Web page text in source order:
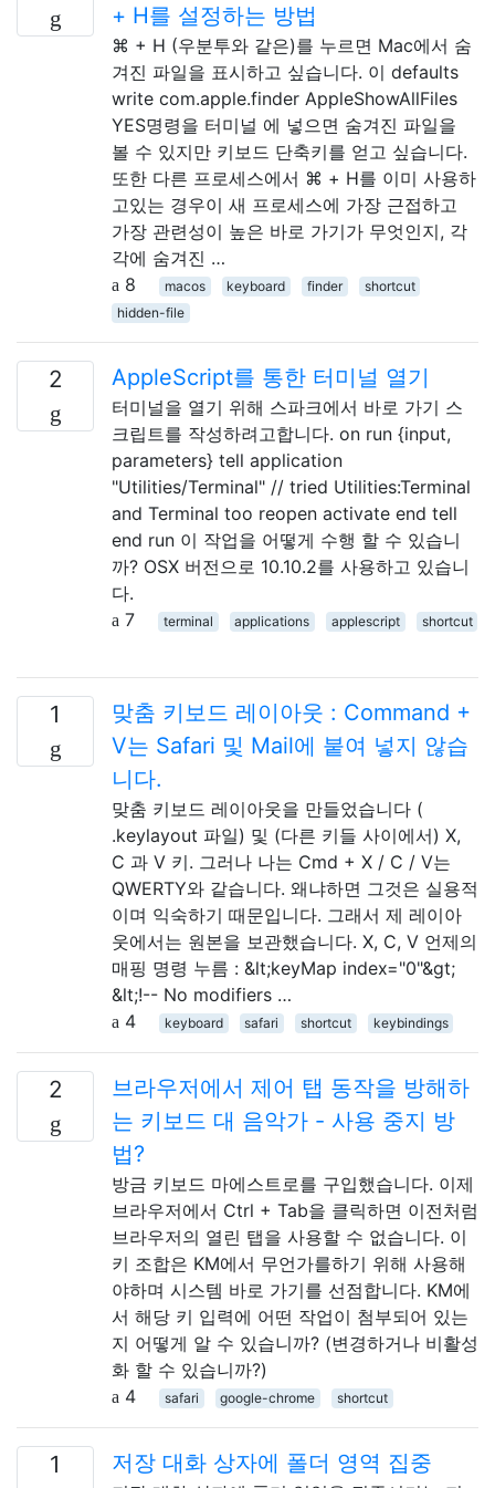
+ H를 설정하는 방법
⌘ + H (우분투와 같은)를 누르면 Mac에서 숨
겨진 파일을 표시하고 싶습니다. 이 defaults
write com.apple.finder AppleShowAllFiles
YES명령을 터미널 에 넣으면 숨겨진 파일을
볼 수 있지만 키보드 단축키를 얻고 싶습니다.
또한 다른 프로세스에서 ⌘ + H를 이미 사용하
고있는 경우이 새 프로세스에 가장 근접하고
가장 관련성이 높은 바로 가기가 무엇인지, 각
각에 숨겨진 …
8
macos keyboard finder
shortcut
hidden-file
2 AppleScript를 통한 터미널 열기
터미널을 열기 위해 스파크에서 바로 가기 스
크립트를 작성하려고합니다. on run {input,
parameters} tell application
"Utilities/Terminal" // tried Utilities:Terminal
and Terminal too reopen activate end tell
end run 이 작업을 어떻게 수행 할 수 있습니
까? OSX 버전으로 10.10.2를 사용하고 있습니
다.
7
terminal applications applescript shortcut
1
맞춤 키보드 레이아웃 : Command +
V는 Safari 및 Mail에 붙여 넣지 않습
니다.
맞춤 키보드 레이아웃을 만들었습니다 (
.keylayout 파일) 및 (다른 키들 사이에서) X,
C 과 V 키. 그러나 나는 Cmd + X / C / V는
QWERTY와 같습니다. 왜냐하면 그것은 실용적
이며 익숙하기 때문입니다. 그래서 제 레이아
웃에서는 원본을 보관했습니다. X, C, V 언제의
매핑 명령 누름 : &lt;keyMap index="0"&gt;
&lt;!-- No modifiers …
4
keyboard safari shortcut keybindings
2
브라우저에서 제어 탭 동작을 방해하
는 키보드 대 음악가 - 사용 중지 방
법?
방금 키보드 마에스트로를 구입했습니다. 이제
브라우저에서 Ctrl + Tab을 클릭하면 이전처럼
브라우저의 열린 탭을 사용할 수 없습니다. 이
키 조합은 KM에서 무언가를하기 위해 사용해
야하며 시스템 바로 가기를 선점합니다. KM에
서 해당 키 입력에 어떤 작업이 첨부되어 있는
지 어떻게 알 수 있습니까? (변경하거나 비활성
화 할 수 있습니까?)
4
safari google-chrome shortcut
1 저장 대화 상자에 폴더 영역 집중